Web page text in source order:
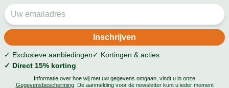
✓ Exclusieve aanbiedingen✓ Kortingen & acties
✓ Direct 15% korting
Informatie over hoe wij met uw gegevens omgaan, vindt u in onze
Gegevensbescherming. De aanmelding voor de newsletter kunt u ieder moment